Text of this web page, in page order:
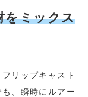
をミックス
リップキャスト
、瞬時にルアー